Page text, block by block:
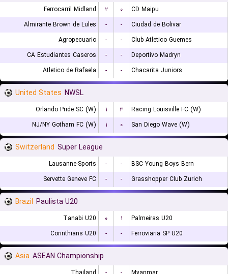
Ferrocarril Midland ۲ ۰
CD Maipu
Almirante Brown de Lules
- -
Ciudad de Bolivar
Agropecuario
- -
Club Atletico Guemes
CA Estudiantes Caseros
- -
Deportivo Madryn
Atletico de Rafaela
- - Chacarita Juniors
United States NWSL
Orlando Pride SC (W) ۱ ۳
Racing Louisville FC (W)
NJ/NY Gotham FC (W)
۱ ۰ San Diego Wave (W)
Switzerland Super League
Lausanne-Sports - -
BSC Young Boys Bern
Servette Geneve FC
- - Grasshopper Club Zurich
Brazil Paulista U20
Tanabi U20 ۰ ۱
Palmeiras U20
Corinthians U20
- - Ferroviaria SP U20
Asia ASEAN Championship